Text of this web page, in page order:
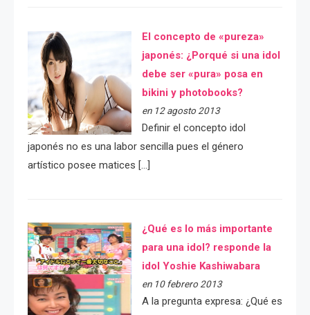
El concepto de «pureza»
japonés: ¿Porqué si una idol
debe ser «pura» posa en
bikini y photobooks?
en 12 agosto 2013
Definir el concepto idol
japonés no es una labor sencilla pues el género
artístico posee matices […]
¿Qué es lo más importante
para una idol? responde la
idol Yoshie Kashiwabara
en 10 febrero 2013
A la pregunta expresa: ¿Qué es